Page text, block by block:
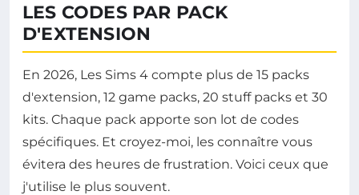
LES CODES PAR PACK
D'EXTENSION
En 2026, Les Sims 4 compte plus de 15 packs
d'extension, 12 game packs, 20 stuff packs et 30
kits. Chaque pack apporte son lot de codes
spécifiques. Et croyez-moi, les connaître vous
évitera des heures de frustration. Voici ceux que
j'utilise le plus souvent.